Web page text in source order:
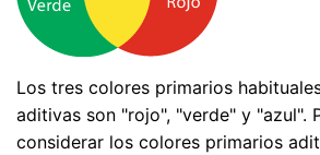
Los tres colores primarios
aditivas son "rojo", "verde" y "azul".
considerar los colores primarios